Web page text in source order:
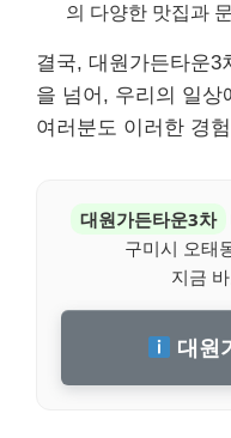
의 다양한 맛집과
결국, 대원가든타운
을 넘어, 우리의 일상
여러분도 이러한 경
대원가든타운3차
구미시 오태
지금
대원